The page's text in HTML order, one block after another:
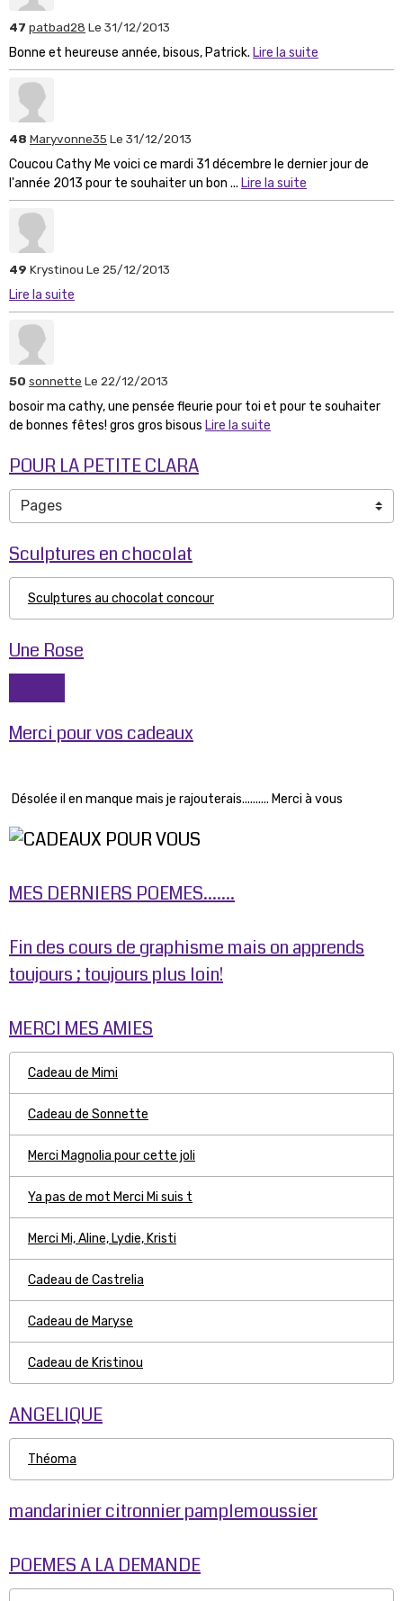
47 patbad28 Le 31/12/2013
Bonne et heureuse année, bisous, Patrick. Lire la suite
48 Maryvonne35 Le 31/12/2013
Coucou Cathy Me voici ce mardi 31 décembre le dernier jour de
l'année 2013 pour te souhaiter un bon ... Lire la suite
49 Krystinou Le 25/12/2013
Lire la suite
50 sonnette Le 22/12/2013
bosoir ma cathy, une pensée fleurie pour toi et pour te souhaiter
de bonnes fêtes! gros gros bisous Lire la suite
POUR LA PETITE CLARA
Sculptures en chocolat
Sculptures au chocolat concour
Une Rose
Merci pour vos cadeaux
Désolée il en manque mais je rajouterais.......... Merci à vous
MES DERNIERS POEMES.......
Fin des cours de graphisme mais on apprends
toujours ; toujours plus loin!
MERCI MES AMIES
Cadeau de Mimi
Cadeau de Sonnette
Merci Magnolia pour cette joli
Ya pas de mot Merci Mi suis t
Merci Mi, Aline, Lydie, Kristi
Cadeau de Castrelia
Cadeau de Maryse
Cadeau de Kristinou
ANGELIQUE
Théoma
mandarinier citronnier pamplemoussier
POEMES A LA DEMANDE